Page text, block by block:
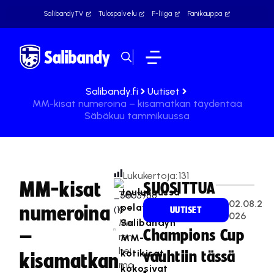
SalibandyTV Tulospalvelu F-liiga Fanikauppa
Salibandy.fi
Uutiset
MM-kisat numeroina – kisamatkan täydentää
Säbäkuu tammikuussa
MM-kisat
numeroina
–
kisamatkan
Ter
o
Me
ren
hei
mo
Lukukertoja:131
Joulukuussa
pelatut
Salibandyn
MM-
kotikisat
kokosivat
SUOSITTUA
UUTISET
02.08.2
026
Champions Cup
vauhtiin tässä